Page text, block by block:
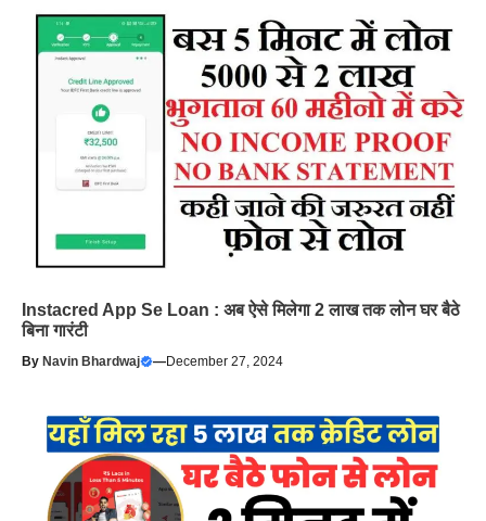
Instacred App Se Loan : अब ऐसे मिलेगा 2 लाख तक लोन घर बैठे
बिना गारंटी
By Navin Bhardwaj —December 27, 2024